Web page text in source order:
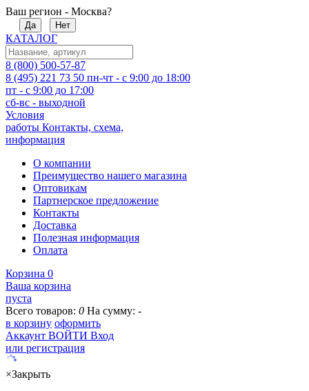
Ваш регион - Москва?
Да Нет
КАТАЛОГ
8 (800) 500-57-87
8 (495) 221 73 50 пн-чт - с 9:00 до 18:00
пт - с 9:00 до 17:00
сб-вс - выходной
Условия
работы Контакты, схема,
информация
О компании
Преимущество нашего магазина
Оптовикам
Партнерское предложение
Контакты
Доставка
Полезная информация
Оплата
Корзина 0
Ваша корзина
пуста
Всего товаров: 0 На сумму: -
в корзину оформить
Аккаунт ВОЙТИ Вход
или регистрация
×Закрыть